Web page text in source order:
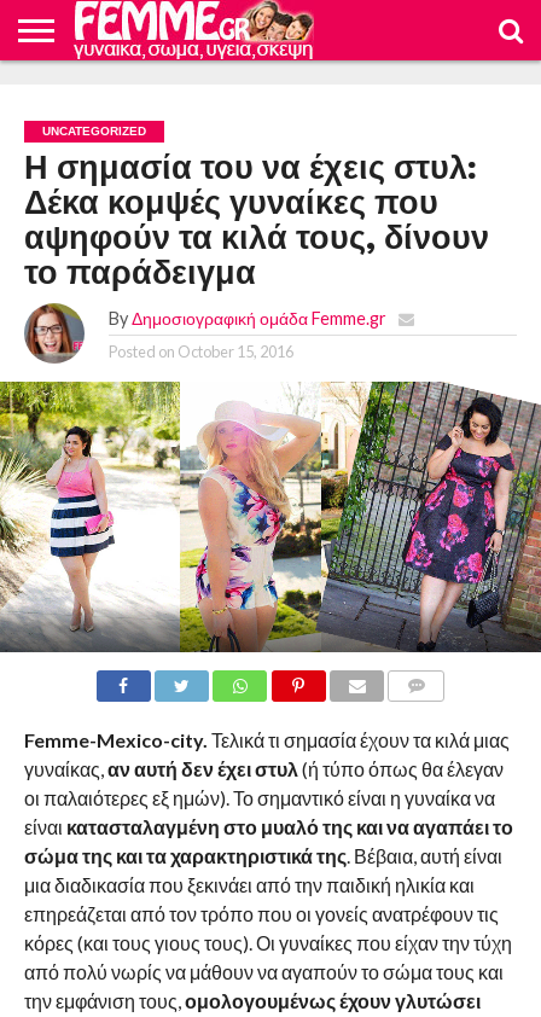
ΚΟΣΜΟΣ
ΔΙΑΤΡΟΦΗ
ΓΥΝΑΙΚΕΣ
ΓΥΝΑΙΚΕΙΟ
ΣΩΜΑ
ΜΩΡΟΥ
UNCATEGORIZED
Η σημασία του να έχεις στυλ:
Δέκα κομψές γυναίκες που
αψηφούν τα κιλά τους, δίνουν
το παράδειγμα
By Δημοσιογραφική ομάδα Femme.gr
Posted on October 15, 2016
Femme-Mexico-city. Τελικά τι σημασία έχουν τα κιλά μιας
γυναίκας,αν αυτή δεν έχει στυλ(ή τύπο όπως θα έλεγαν
οι παλαιότερες εξ ημών). Το σημαντικό είναι η γυναίκα να
είναι κατασταλαγμένη στο μυαλό της και να αγαπάει το
σώμα της και τα χαρακτηριστικά της. Βέβαια, αυτή είναι
μια διαδικασία που ξεκινάει από την παιδική ηλικία και
επηρεάζεται από τον τρόπο που οι γονείς ανατρέφουν τις
κόρες (και τους γιους τους). Οι γυναίκες που είχαν την τύχη
από πολύ νωρίς να μάθουν να αγαπούν το σώμα τους και
την εμφάνιση τους,ομολογουμένως έχουν γλυτώσει